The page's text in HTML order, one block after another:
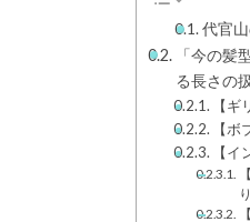
代官
「今の
る長さの
【
【
【